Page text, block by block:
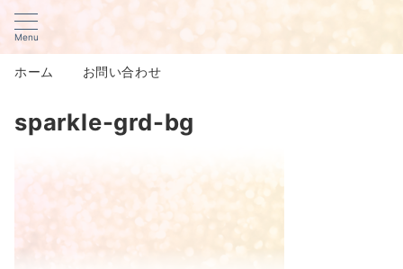
Menu
ホーム お問い合わせ
sparkle-grd-bg